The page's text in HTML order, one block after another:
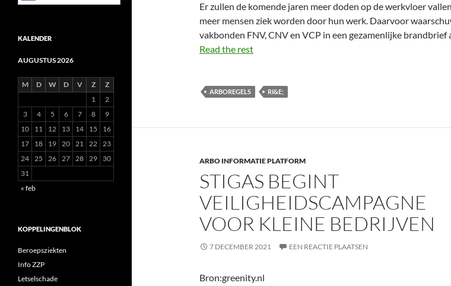
Er zullen de komende jaren meer doden op de werkvloer
meer mensen ziek worden door hun werk. Daarvoor
vakbonden FNV, CNV en VCP in een gezamenlijke brandbrief
Read the rest
ARBOREGELS RI&E;
ARBO INFORMATIE PLATFORM
STIGAS BEGINT
VEILIGHEIDSCAMPAGNE
VOOR KLEINE BEDRIJVEN
7 DECEMBER 2021 EEN REACTIE PLAATSEN
Bron:greenity.nl
KALENDER
AUGUSTUS 2026
M D W D V Z
Z
1
2
3
4 5 6 7 8
9
10
11 12 13 14 15
16
17
18 19 20 21 22
23
24
25 26 27 28 29
30
31
« feb
KOPPELINGENBLOK
Beroepsziekten
Info ZZP
Letselschade